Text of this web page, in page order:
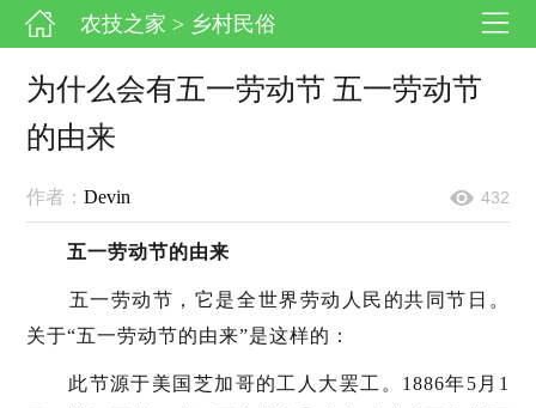
农技之家 > 乡村民俗
为什么会有五一劳动节 五一劳动节
的由来
作者：Devin 432
五一劳动节的由来
五一劳动节，它是全世界劳动人民的共同节日。
关于“五一劳动节的由来”是这样的：
此节源于美国芝加哥的工人大罢工。1886年5月1